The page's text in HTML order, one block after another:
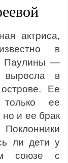
актриса,
в
Паулины —
выросла в
Ее
только ее
и ее брак
ли дети у
союзе с